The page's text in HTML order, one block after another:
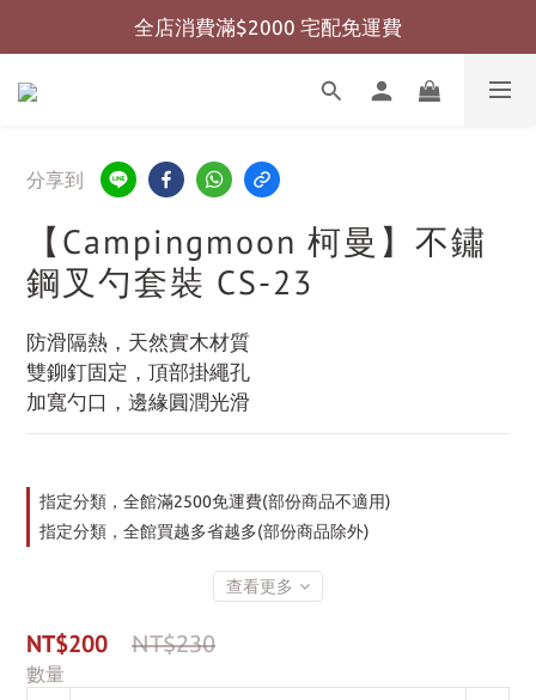
全店消費滿$999 超商免運費
全店消費滿$2000 宅配免運費
全店消費滿$999 超商免運費
分享到
【Campingmoon 柯曼】不鏽
鋼叉勺套裝 CS-23
防滑隔熱，天然實木材質
雙鉚釘固定，頂部掛繩孔
加寬勺口，邊緣圓潤光滑
指定分類，全館滿2500免運費(部份商品不適用)
指定分類，全館買越多省越多(部份商品除外)
查看更多
NT$200 NT$230
數量